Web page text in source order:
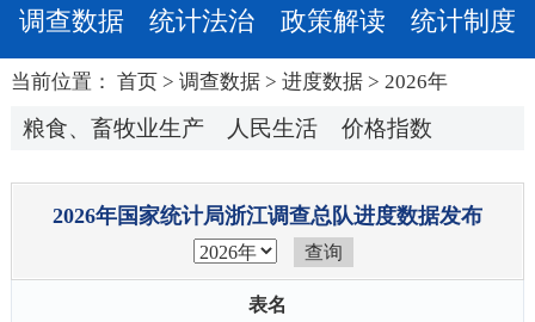
调查数据
统计法治 政策解读 统计制度
当前位置： 首页> 调查数据> 进度数据> 2026年
粮食、畜牧业生产 人民生活 价格指数
2026年国家统计局浙江调查总队进度数据发布
表名